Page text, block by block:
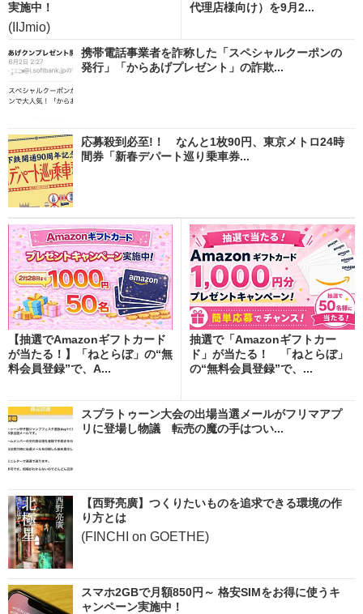
実施中！
(IIJmio)
代理店様向け）を9月2...
携帯電話事業者を詐称した「スペシャルクーポンの
発行」「からあげプレゼント」の詐欺...
応募殺到必至!！ なんと1枚90円、東京メトロ24時
間券「新春デパート巡り乗車券...
【抽選でAmazonギフトカード
が当たる！】「ねとらぼ」の“無
料会員登録”で、A...
抽選で「Amazonギフトカー
ド」が当たる！ 「ねとらぼ」
の“無料会員登録”で、...
スプラトゥーン大会の出場当選メールがフリマアプ
リに登場し物議 転売の魔の手はつい...
【西野亮廣】つくりたいものを追求できる環境の作
り方とは
(FINCHI on GOETHE)
スマホ2GBで月額850円～ 格安SIMをお得に使うキ
ャンペーン実施中！